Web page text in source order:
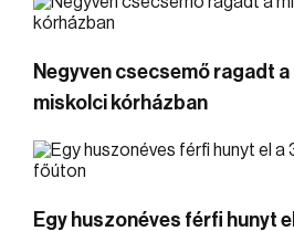
Negyven csecsemő ragadt a
miskolci kórházban
Egy huszonéves férfi hunyt